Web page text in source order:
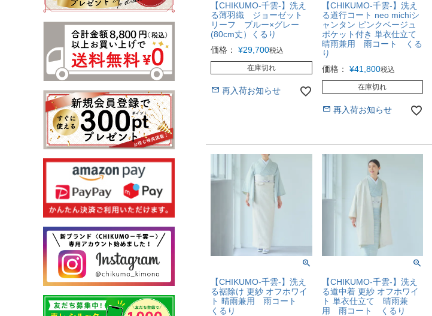
【CHIKUMO-千雲-】洗え
る薄羽織 ジョーゼット
リーフ ブルー×グレー
(80cm丈）くるり
価格：
¥29,700税込
在庫切れ
再入荷お知らせ
【CHIKUMO-千雲-】洗え
る道行コート neo michiシ
ャンタン ピンクベージュ
ポケット付き 単衣仕立て
晴雨兼用 雨コート くる
り
価格：
¥41,800税込
在庫切れ
再入荷お知らせ
【CHIKUMO-千雲-】洗え
る裾除け 更紗 オフホワイ
ト 晴雨兼用 雨コート
くるり
【CHIKUMO-千雲-】洗え
る道中着 更紗 オフホワイ
ト 単衣仕立て 晴雨兼
用 雨コート くるり